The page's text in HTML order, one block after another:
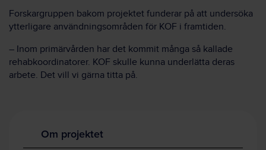
Forskargruppen bakom projektet funderar på att undersöka
ytterligare användningsområden för KOF i framtiden.
– Inom primärvården har det kommit många så kallade
rehabkoordinatorer. KOF skulle kunna underlätta deras
arbete. Det vill vi gärna titta på.
Om projektet